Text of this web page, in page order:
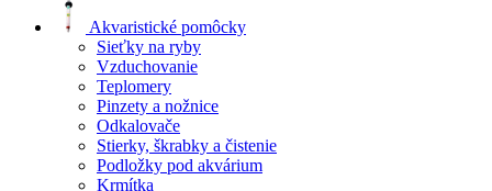
Akvaristické pomôcky
Sieťky na ryby
Vzduchovanie
Teplomery
Pinzety a nožnice
Odkalovače
Stierky, škrabky a čistenie
Podložky pod akvárium
Krmítka